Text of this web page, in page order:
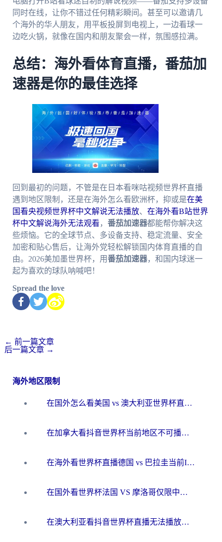
同时在线，让你不错过任何精彩瞬间。甚至可以邀请几
个海外的华人朋友，用平板投屏到电视上，一边看球一
边吃火锅，就像在国内和朋友聚会一样，氛围感拉满。
总结：海外看体育直播，番茄加
速器是你的最佳选择
回到最初的问题，不管是在日本看咪咕视频世界杯直播
遇到地区限制，还是在海外怎么看欧洲杯，抑或是在美
国看央视频世界杯中文解说无法播放、 在海外看B站世界
杯中文解说海外无法观看 ， 番茄加速器都能帮你解决这
些烦恼。它的全球节点、多设备支持、稳定流量、安全
加密和贴心售后，让海外党轻松解锁国内体育直播的自
由。2026美加墨世界杯，用番茄加速器，和国内球迷一
起为喜欢的球队呐喊吧！
Spread the love
← 前一篇文章
后一篇文章 →
海外地区限制
在国外怎么看美国 vs 澳大利亚世界杯直播？海外党必藏的中文解说观赛指南
在加拿大看抖音世界杯当前地区不可播放？海外党体育观赛终极指南
在海外看世界杯直播德国 vs 巴拉圭当前IP受限制？这篇指南帮你轻松解决地区限制
在国外看世界杯法国 VS 摩洛哥仅限中国大陆？别让地域限制拦下你的欢呼
在澳大利亚看抖音世界杯直播无法播放？海外党体育观赛终极指南来了！